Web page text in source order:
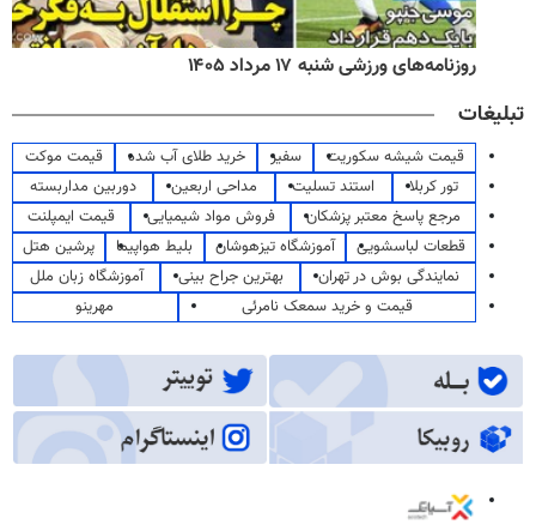
روزنامه‌های ورزشی شنبه ۱۷ مرداد ۱۴۰۵
تبلیغات
قیمت شیشه سکوریت سفیر خرید طلای آب شده
قیمت موکت
تور کربلا
استند تسلیت مداحی اربعین
دوربین مداربسته
مرجع پاسخ معتبر پزشکان
فروش مواد شیمیایی
قیمت ایمپلنت
قطعات لباسشویی
آموزشگاه تیزهوشان بلیط هواپیما
پرشین هتل
نمایندگی بوش در تهران
بهترین جراح بینی
آموزشگاه زبان ملل
قیمت و خرید سمعک نامرئی
مهرینو